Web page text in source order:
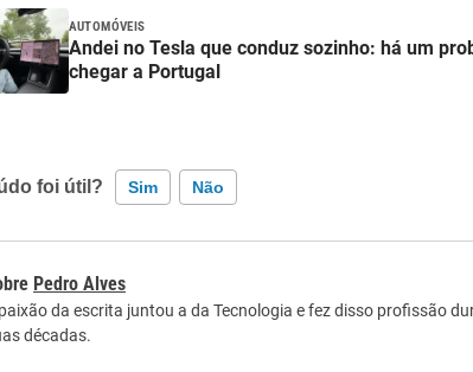
AUTOMÓVEIS
Andei no Tesla que conduz sozinho: há um
chegar a Portugal
foi útil? Sim Não
não tem a informação que procuro
Pedro Alves
da escrita juntou a da Tecnologia e fez disso profissão
décadas.